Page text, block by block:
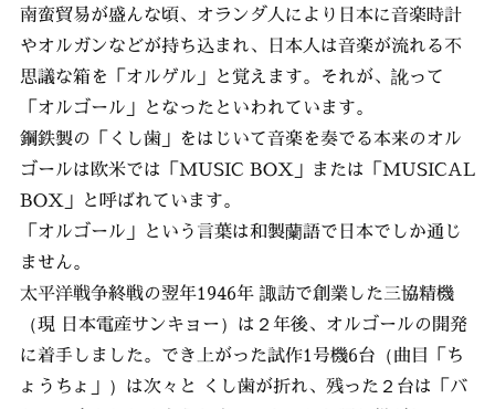
南蛮貿易が盛んな頃、オランダ人により日本に音楽時計
やオルガンなどが持ち込まれ、日本人は音楽が流れる不
思議な箱を「オルゲル」と覚えます。それが、訛って
「オルゴール」となったといわれています。
鋼鉄製の「くし歯」をはじいて音楽を奏でる本来のオル
ゴールは欧米では「MUSIC BOX」または「MUSICAL
BOX」と呼ばれています。
「オルゴール」という言葉は和製蘭語で日本でしか通じ
ません。
太平洋戦争終戦の翌年1946年 諏訪で創業した三協精機
（現 日本電産サンキョー）は２年後、オルゴールの開発
に着手しました。でき上がった試作1号機6台（曲目「ち
ょうちょ」）は次々と くし歯が折れ、残った２台は「バ